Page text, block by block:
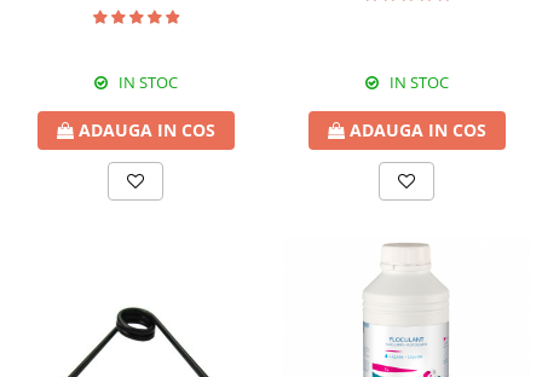
IN STOC
ADAUGA IN COS
IN STOC
ADAUGA IN COS